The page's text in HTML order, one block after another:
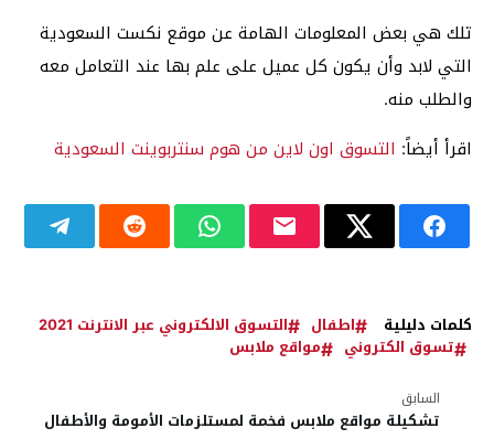
تلك هي بعض المعلومات الهامة عن موقع نكست السعودية
التي لابد وأن يكون كل عميل على علم بها عند التعامل معه
والطلب منه.
اقرأ أيضاً: التسوق اون لاين من هوم سنتربوينت السعودية
كلمات دليلية اطفال
التسوق الالكتروني عبر الانترنت 2021
تسوق الكتروني
مواقع ملابس
السابق
تشكيلة مواقع ملابس فخمة لمستلزمات الأمومة والأطفال